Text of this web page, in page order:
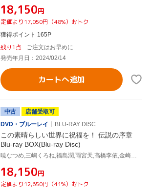
¥18,150円
定価より17,050円（48%）おトク
獲得ポイント 165P
残り1点
ご注文はお早めに
発売年月日：2024/02/14
カートへ追加
中古
店舗受取可
DVD・ブルーレイ
BLU-RAY DISC
この素晴らしい世界に祝福を！ 伝説の序章
Blu-ray BOX(Blu-ray Disc)
暁なつめ,三嶋くろね,福島潤,雨宮天,高橋李依,金崎貴臣,菊田幸一,甲田雅人
¥18,150円
定価より12,650円（41%）おトク